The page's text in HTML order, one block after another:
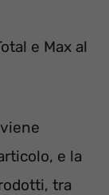
e Max al
e la
tra